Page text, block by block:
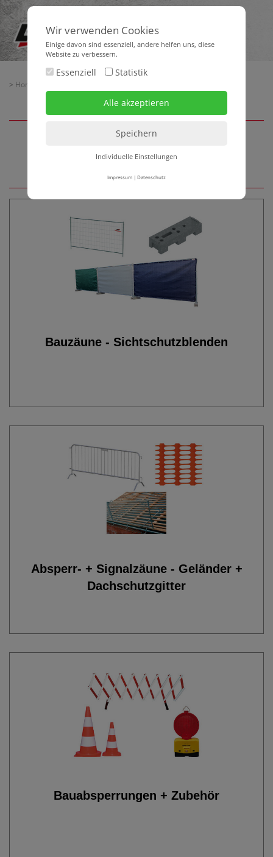
> Home
Baustellenabsicherung
Bauzäune - Sichtschutzblenden
Absperr- + Signalzäune - Geländer +
Dachschutzgitter
Bauabsperrungen + Zubehör
Wir verwenden Cookies
Einige davon sind essenziell, andere helfen uns, diese
Website zu verbessern.
Essenziell Statistik
Individuelle Einstellungen
Impressum| Datenschutz